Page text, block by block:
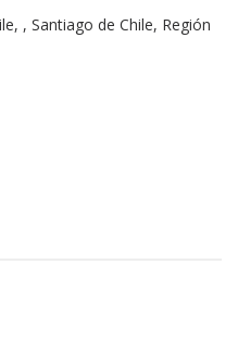
, Santiago de Chile, Región